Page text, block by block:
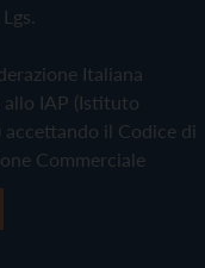
Italiana
IAP (Istituto
il Codice di
Commerciale